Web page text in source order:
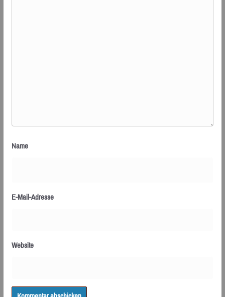
Name
E-Mail-Adresse
Website